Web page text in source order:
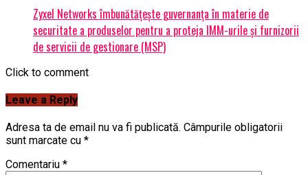
Zyxel Networks îmbunătățește guvernanța în materie de
securitate a produselor pentru a proteja IMM-urile și furnizorii
de servicii de gestionare (MSP)
Click to comment
Leave a Reply
Adresa ta de email nu va fi publicată. Câmpurile obligatorii
sunt marcate cu *
Comentariu *